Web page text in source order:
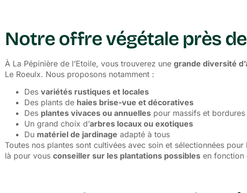
Notre offre végétale près
À La Pépinière de l’Etoile, vous trouverez une grande diversité
Le Roeulx. Nous proposons notamment :
Des variétés rustiques et locales
Des plants de haies brise-vue et décoratives
Des plantes vivaces ou annuelles pour massifs et bordures
Un grand choix d’arbres locaux ou exotiques
Du matériel de jardinage adapté à tous
Toutes nos plantes sont cultivées avec soin et sélectionnées
là pour vous conseiller sur les plantations possibles en fonction